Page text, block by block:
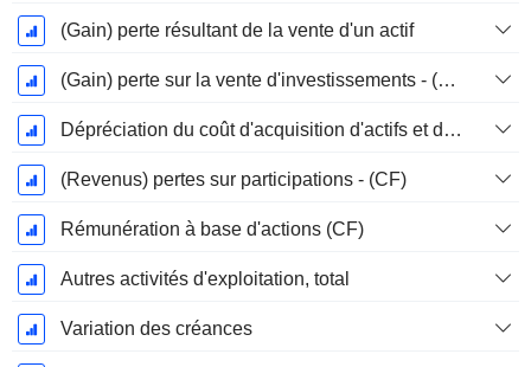
(Gain) perte résultant de la vente d'un actif
(Gain) perte sur la vente d'investissements - (CF)
Dépréciation du coût d'acquisition d'actifs et dépenses de restructuration
(Revenus) pertes sur participations - (CF)
Rémunération à base d'actions (CF)
Autres activités d'exploitation, total
Variation des créances